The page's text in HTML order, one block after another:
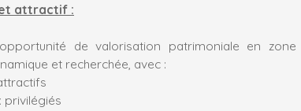
attractif :
de valorisation patrimoniale en zone
et recherchée, avec :
privilégiés